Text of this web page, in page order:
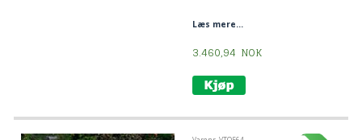
Læs mere...
3.460,94 NOK